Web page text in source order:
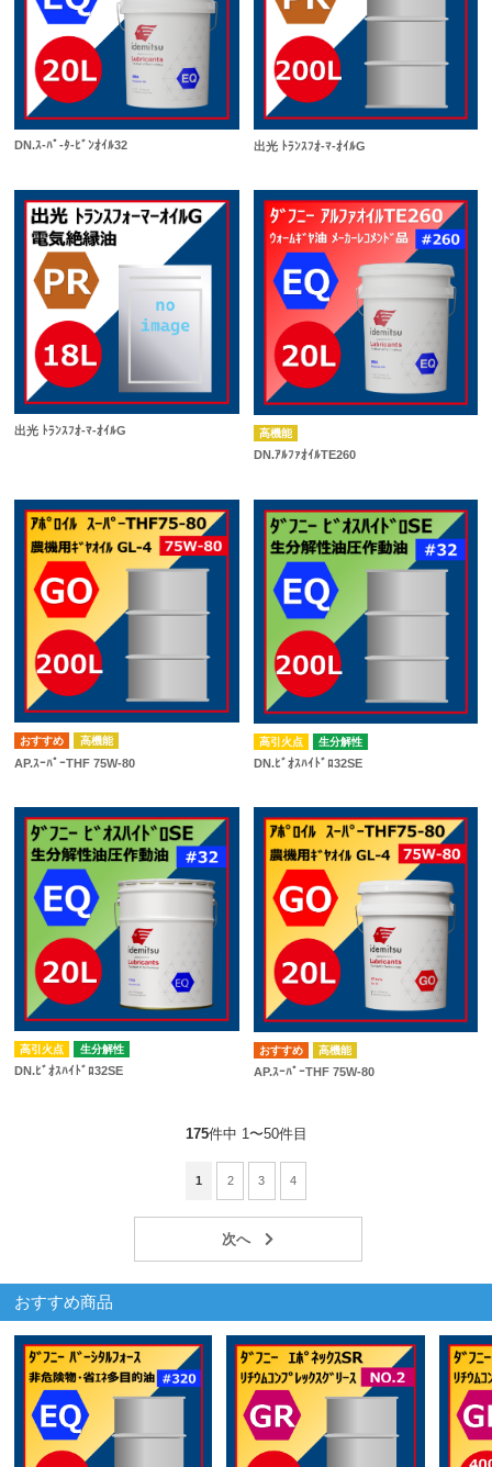
DN.ｽ-ﾊﾟ-ﾀ-ﾋﾞﾝｵｲﾙ32 出光 ﾄﾗﾝｽﾌｵ-ﾏ-ｵｲﾙG
出光 ﾄﾗﾝｽﾌｵ-ﾏ-ｵｲﾙG 高機能
DN.ｱﾙﾌｧｵｲﾙTE260
高機能
AP.ｽｰﾊﾟｰTHF 75W-80
高引火点 生分解性
DN.ﾋﾞｵｽﾊｲﾄﾞﾛ32SE
高引火点 生分解性
DN.ﾋﾞｵｽﾊｲﾄﾞﾛ32SE
高機能
AP.ｽｰﾊﾟｰTHF 75W-80
175件中 1〜50件目
1 2 3 4
おすすめ商品